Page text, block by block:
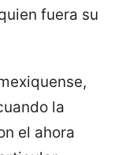
fuera su
la
el ahora